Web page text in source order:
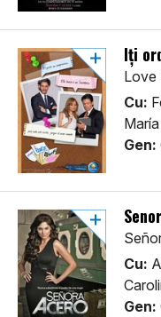
Iți
Love
Cu:
Gen:
Cu:
Gen: